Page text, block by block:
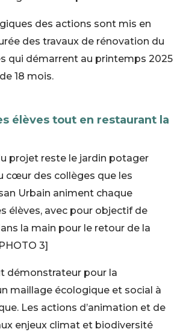
des actions sont mis en
des travaux de rénovation du
qui démarrent au printemps 2025
18 mois.
élèves tout en restaurant la
projet reste le jardin potager
cœur des collèges que les
Urbain animent chaque
élèves, avec pour objectif de
la main pour le retour de la
3]
démonstrateur pour la
maillage écologique et social à
Les actions d’animation et de
enjeux climat et biodiversité